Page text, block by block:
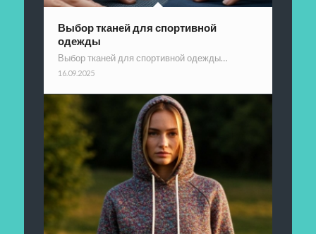
Выбор тканей для спортивной
одежды
Выбор тканей для спортивной одежды…
16.09.2025